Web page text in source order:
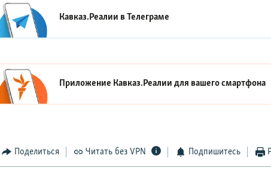
Кавказ.Реалии вТелеграме
Приложение Кавказ.Реалии для вашего смартфона
Поделиться Читать без VPN Подпишитесь